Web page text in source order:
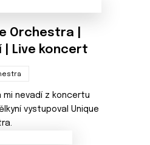
Orchestra |
| Live koncert
mi nevadí z koncertu
vystupoval Unique